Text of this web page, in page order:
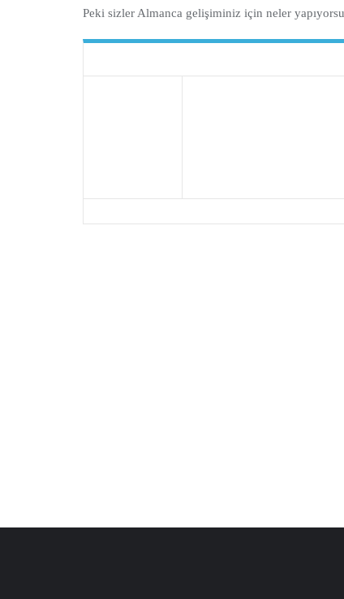
Peki sizler Almanca gelişiminiz için neler